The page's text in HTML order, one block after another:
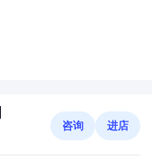
咨询 进店